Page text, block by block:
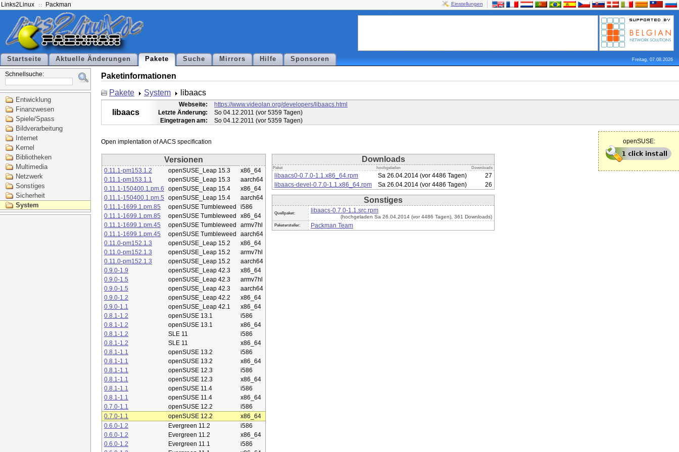
Links2Linux Packman Einstellungen
Startseite Aktuelle Änderungen Pakete Suche Mirrors Hilfe Sponsoren Freitag, 07.08.2026
Schnellsuche:
Entwicklung
Finanzwesen
Spiele/Spass
Bildverarbeitung
Internet
Kernel
Bibliotheken
Multimedia
Netzwerk
Sonstiges
Sicherheit
System
Paketinformationen
Pakete
System libaacs
libaacs
Webseite:
https://www.videolan.org/developers/libaacs.html
Letzte Änderung:
So 04.12.2011 (vor 5359 Tagen)
Eingetragen am:
So 04.12.2011 (vor 5359 Tagen)
openSUSE:
Versionen
0.11.1-pm153.1.2 openSUSE_Leap 15.3
x86_64
0.11.1-pm153.1.1
openSUSE_Leap 15.3
aarch64
0.11.1-150400.1.pm.6
openSUSE_Leap 15.4
x86_64
0.11.1-150400.1.pm.5
openSUSE_Leap 15.4
aarch64
0.11.1-1699.1.pm.85
openSUSE Tumbleweed
i586
0.11.1-1699.1.pm.85
openSUSE Tumbleweed
x86_64
0.11.1-1699.1.pm.45
openSUSE Tumbleweed
armv7hl
0.11.1-1699.1.pm.45
openSUSE Tumbleweed
aarch64
0.11.0-pm152.1.3
openSUSE_Leap 15.2
x86_64
0.11.0-pm152.1.3
openSUSE_Leap 15.2
armv7hl
0.11.0-pm152.1.3
openSUSE_Leap 15.2
aarch64
0.9.0-1.9
openSUSE_Leap 42.3
x86_64
0.9.0-1.5
openSUSE_Leap 42.3
armv7hl
0.9.0-1.5
openSUSE_Leap 42.3
aarch64
0.9.0-1.2
openSUSE_Leap 42.2
x86_64
0.9.0-1.1
openSUSE_Leap 42.1
x86_64
0.8.1-1.2
openSUSE 13.1
i586
0.8.1-1.2
openSUSE 13.1
x86_64
0.8.1-1.2
SLE 11
i586
0.8.1-1.2
SLE 11
x86_64
0.8.1-1.1
openSUSE 13.2
i586
0.8.1-1.1
openSUSE 13.2
x86_64
0.8.1-1.1
openSUSE 12.3
i586
0.8.1-1.1
openSUSE 12.3
x86_64
0.8.1-1.1
openSUSE 11.4
i586
0.8.1-1.1
openSUSE 11.4
x86_64
0.7.0-1.1
openSUSE 12.2
i586
0.7.0-1.1
openSUSE 12.2
x86_64
0.6.0-1.2
Evergreen 11.2
i586
0.6.0-1.2
Evergreen 11.2
x86_64
0.6.0-1.2
Evergreen 11.1
i586
Downloads
Paket hochgeladen Downloads
libaacs0-0.7.0-1.1.x86_64.rpm Sa 26.04.2014 (vor 4486 Tagen)
27
libaacs-devel-0.7.0-1.1.x86_64.rpm
Sa 26.04.2014 (vor 4486 Tagen) 26
Sonstiges
Quellpaket: libaacs-0.7.0-1.1.src.rpm
(hochgeladen Sa 26.04.2014 (vor 4486 Tagen), 361 Downloads)
Paketersteller: Packman Team